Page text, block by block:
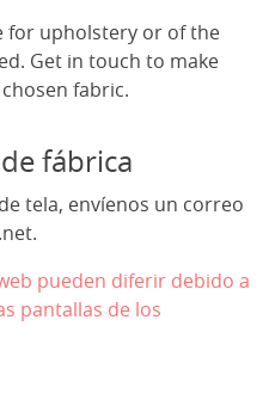
for upholstery or of the
Get in touch to make
fabric.
fábrica
tela, envíenos un correo
.
pueden diferir debido a
pantallas de los